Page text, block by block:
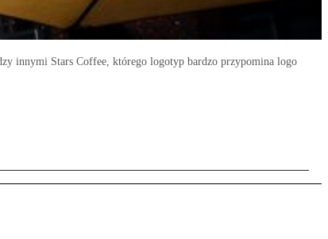
innymi Stars Coffee, którego logotyp bardzo przypomina logo